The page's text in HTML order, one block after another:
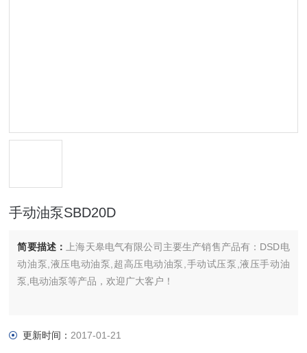
手动油泵SBD20D
简要描述：
上海天皋电气有限公司主要生产销售产品有：DSD电
动油泵,液压电动油泵,超高压电动油泵,手动试压泵,液压手动油
泵,电动油泵等产品，欢迎广大客户！
更新时间： 2017-01-21